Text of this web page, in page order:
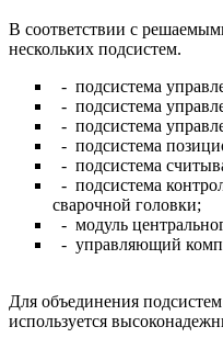
В соответствии с
нескольких подсистем.
- подсистема
- подсистема
- подсистема
- подсистема
- подсистема
- подсистема
сварочной головки;
- модуль
- управляющий
Для объединения
используется